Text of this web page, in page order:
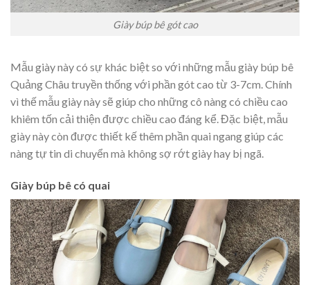
Giày búp bê gót cao
Mẫu giày này có sự khác biệt so với những mẫu giày búp bê
Quảng Châu truyền thống với phần gót cao từ 3-7cm. Chính
vì thế mẫu giày này sẽ giúp cho những cô nàng có chiều cao
khiêm tốn cải thiện được chiều cao đáng kể. Đặc biệt, mẫu
giày này còn được thiết kế thêm phần quai ngang giúp các
nàng tự tin di chuyển mà không sợ rớt giày hay bị ngã.
Giày búp bê có quai